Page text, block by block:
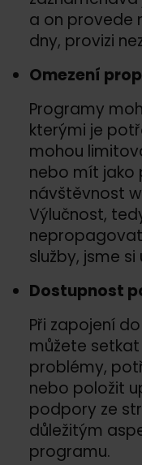
a on provede
dny, provizi
Omezení
Programy
kterými je
mohou
nebo mít jako
návštěvnost
Výlučnost,
služby, jsme si
Dostupnost
Při zapojení
můžete
problémy,
nebo položit
podpory ze
důležitým
programu.